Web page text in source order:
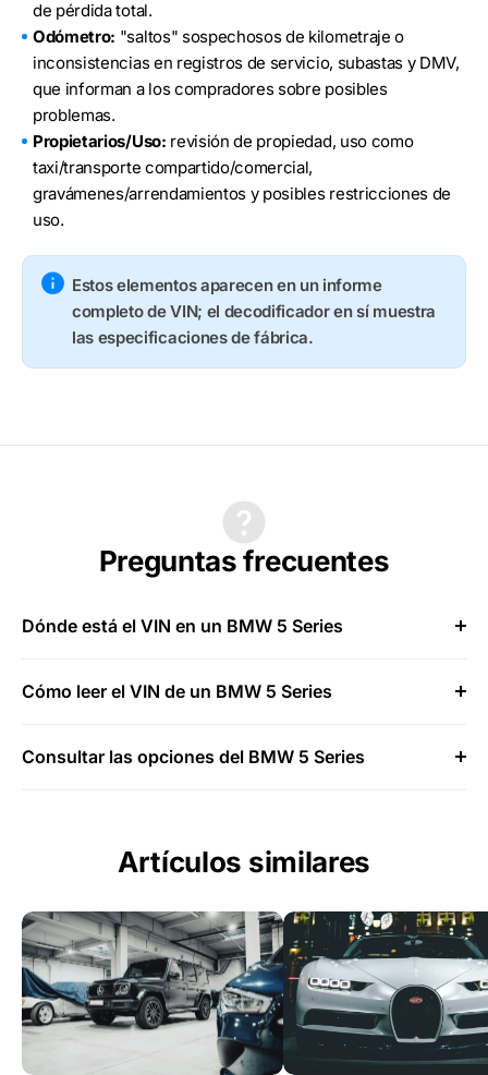
de pérdida total.
Odómetro: "saltos" sospechosos de kilometraje o
inconsistencias en registros de servicio, subastas y DMV,
que informan a los compradores sobre posibles
problemas.
Propietarios/Uso: revisión de propiedad, uso como
taxi/transporte compartido/comercial,
gravámenes/arrendamientos y posibles restricciones de
uso.
Estos elementos aparecen en un informe
completo de VIN; el decodificador en sí muestra
las especificaciones de fábrica.
Preguntas frecuentes
Dónde está el VIN en un BMW 5 Series
Cómo leer el VIN de un BMW 5 Series
Consultar las opciones del BMW 5 Series
Artículos similares